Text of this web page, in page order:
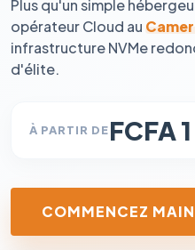
Plus qu'un simple
opérateur Cloud au
infrastructure NVMe
d'élite.
À PARTIR DEFCFA
COMMENCEZ